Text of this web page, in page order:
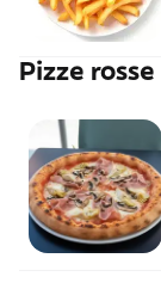
Pizze rosse